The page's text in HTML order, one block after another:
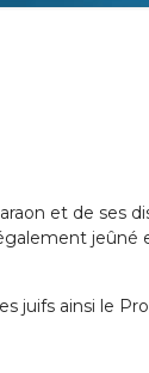
et de ses
jeûné
juifs ainsi le